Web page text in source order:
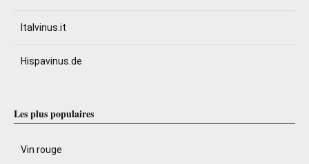
Italvinus.it
Hispavinus.de
Les plus populaires
Vin rouge